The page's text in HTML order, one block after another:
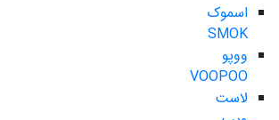
اسموک
SMOK
ووپو
VOOPOO
لاست